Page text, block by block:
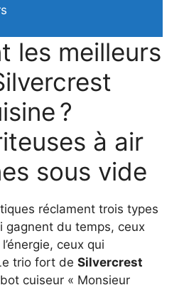
les meilleurs
?
à air
sous vide
réclament trois types
gagnent du temps, ceux
ceux qui
trio fort de Silvercrest
cuiseur « Monsieur